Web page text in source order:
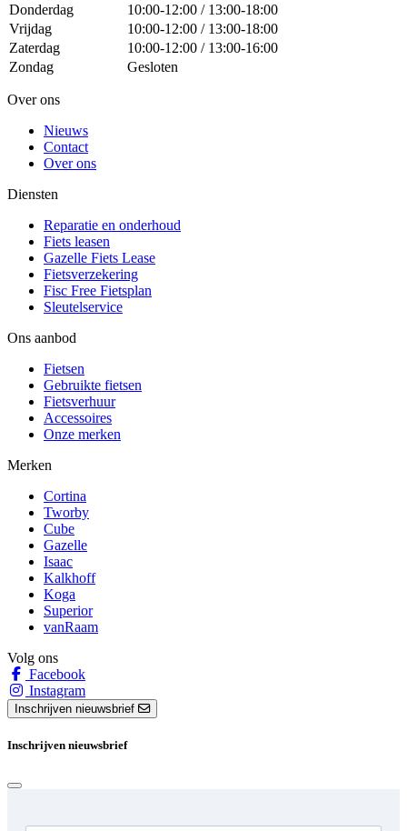
Donderdag
10:00-12:00 / 13:00-18:00
Vrijdag
10:00-12:00 / 13:00-18:00
Zaterdag
10:00-12:00 / 13:00-16:00
Zondag
Gesloten
Over ons
Nieuws
Contact
Over ons
Diensten
Reparatie en onderhoud
Fiets leasen
Gazelle Fiets Lease
Fietsverzekering
Fisc Free Fietsplan
Sleutelservice
Ons aanbod
Fietsen
Gebruikte fietsen
Fietsverhuur
Accessoires
Onze merken
Merken
Cortina
Tworby
Cube
Gazelle
Isaac
Kalkhoff
Koga
Superior
vanRaam
Volg ons
Facebook
Instagram
Inschrijven nieuwsbrief
Inschrijven nieuwsbrief